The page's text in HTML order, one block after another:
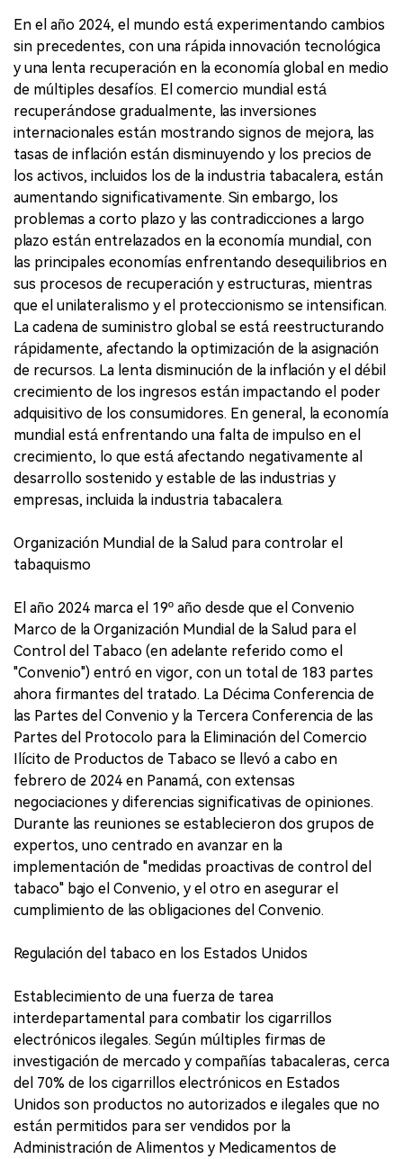
En el año 2024, el mundo está experimentando cambios
sin precedentes, con una rápida innovación tecnológica
y una lenta recuperación en la economía global en medio
de múltiples desafíos. El comercio mundial está
recuperándose gradualmente, las inversiones
internacionales están mostrando signos de mejora, las
tasas de inflación están disminuyendo y los precios de
los activos, incluidos los de la industria tabacalera, están
aumentando significativamente. Sin embargo, los
problemas a corto plazo y las contradicciones a largo
plazo están entrelazados en la economía mundial, con
las principales economías enfrentando desequilibrios en
sus procesos de recuperación y estructuras, mientras
que el unilateralismo y el proteccionismo se intensifican.
La cadena de suministro global se está reestructurando
rápidamente, afectando la optimización de la asignación
de recursos. La lenta disminución de la inflación y el débil
crecimiento de los ingresos están impactando el poder
adquisitivo de los consumidores. En general, la economía
mundial está enfrentando una falta de impulso en el
crecimiento, lo que está afectando negativamente al
desarrollo sostenido y estable de las industrias y
empresas, incluida la industria tabacalera.
Organización Mundial de la Salud para controlar el
tabaquismo
El año 2024 marca el 19º año desde que el Convenio
Marco de la Organización Mundial de la Salud para el
Control del Tabaco (en adelante referido como el
"Convenio") entró en vigor, con un total de 183 partes
ahora firmantes del tratado. La Décima Conferencia de
las Partes del Convenio y la Tercera Conferencia de las
Partes del Protocolo para la Eliminación del Comercio
Ilícito de Productos de Tabaco se llevó a cabo en
febrero de 2024 en Panamá, con extensas
negociaciones y diferencias significativas de opiniones.
Durante las reuniones se establecieron dos grupos de
expertos, uno centrado en avanzar en la
implementación de "medidas proactivas de control del
tabaco" bajo el Convenio, y el otro en asegurar el
cumplimiento de las obligaciones del Convenio.
Regulación del tabaco en los Estados Unidos
Establecimiento de una fuerza de tarea
interdepartamental para combatir los cigarrillos
electrónicos ilegales. Según múltiples firmas de
investigación de mercado y compañías tabacaleras, cerca
del 70% de los cigarrillos electrónicos en Estados
Unidos son productos no autorizados e ilegales que no
están permitidos para ser vendidos por la
Administración de Alimentos y Medicamentos de